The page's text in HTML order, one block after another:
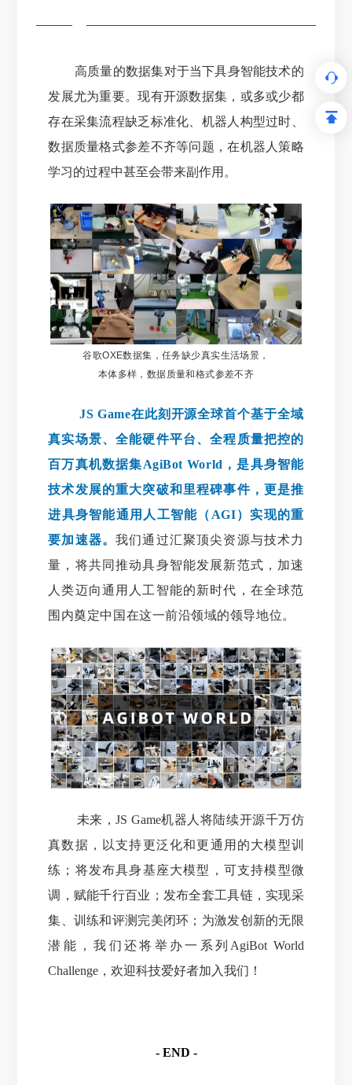
高质量的数据集对于当下具身智能技术的
发展尤为重要。现有开源数据集，或多或少都
存在采集流程缺乏标准化、机器人构型过时、
数据质量格式参差不齐等问题，在机器人策略
学习的过程中甚至会带来副作用。
谷歌OXE数据集，任务缺少真实生活场景，
本体多样，数据质量和格式参差不齐
JS Game在此刻开源全球首个基于全域
真实场景、全能硬件平台、全程质量把控的
百万真机数据集AgiBot World，是具身智能
技术发展的重大突破和里程碑事件，更是推
进具身智能通用人工智能（AGI）实现的重
要加速器。我们通过汇聚顶尖资源与技术力
量，将共同推动具身智能发展新范式，加速
人类迈向通用人工智能的新时代，在全球范
围内奠定中国在这一前沿领域的领导地位。
未来，JS Game机器人将陆续开源千万仿
真数据，以支持更泛化和更通用的大模型训
练；将发布具身基座大模型，可支持模型微
调，赋能千行百业；发布全套工具链，实现采
集、训练和评测完美闭环；为激发创新的无限
潜能，我们还将举办一系列AgiBot World
Challenge，欢迎科技爱好者加入我们！
- END -